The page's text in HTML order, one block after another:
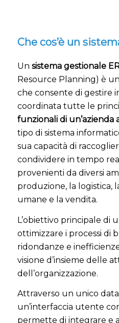
Che cos’è un
Un sistema gestionale
Resource Planning) è
che consente di gestire
coordinata tutte le
funzionali di un’azienda
tipo di sistema
sua capacità di
condividere in tempo
provenienti da diversi
produzione, la logistica,
umane e la vendita.
L’obiettivo principale di
ottimizzare i processi di
ridondanze e
visione d’insieme delle
dell’organizzazione.
Attraverso un unico
un’interfaccia utente
permette di integrare e